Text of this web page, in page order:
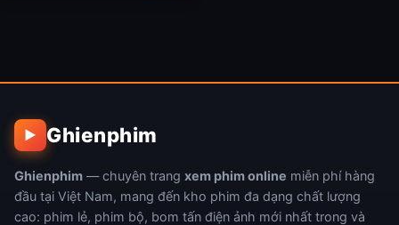
▶ Ghienphim
Ghienphim — chuyên trang xem phim online miễn phí hàng
đầu tại Việt Nam, mang đến kho phim đa dạng chất lượng
cao: phim lẻ, phim bộ, bom tấn điện ảnh mới nhất trong và